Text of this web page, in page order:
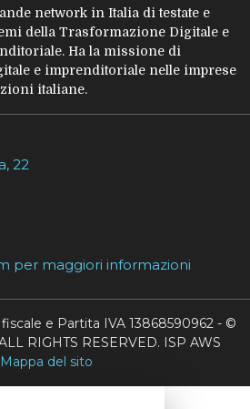
network in Italia di testate e
della Trasformazione Digitale e
Ha la missione di
e imprenditoriale nelle imprese
italiane.
22
per maggiori informazioni
e Partita IVA 13868590962 - ©
RIGHTS RESERVED. ISP AWS
Mappa del sito